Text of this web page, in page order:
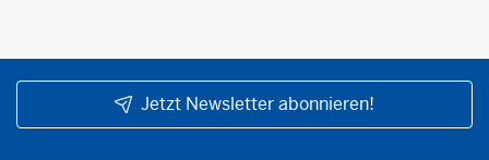
Jetzt Newsletter abonnieren!